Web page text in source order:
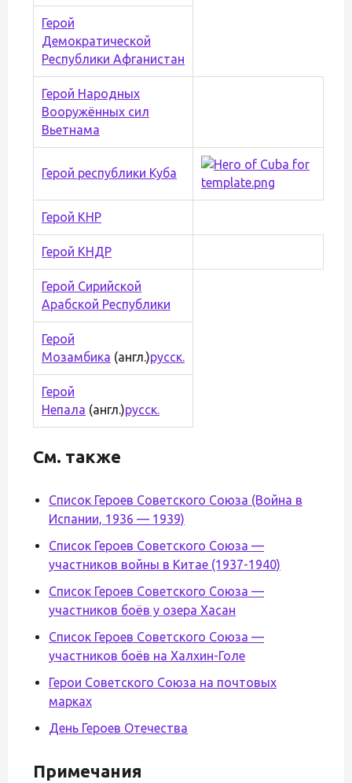
Герой
Демократической
Республики Афганистан
Герой Народных
Вооружённых сил
Вьетнама
Герой республики Куба
Герой КНР
Герой КНДР
Герой Сирийской
Арабской Республики
Герой
Мозамбика (англ.)русск.
Герой
Непала (англ.)русск.
См. также
Список Героев Советского Союза (Война в
Испании, 1936 — 1939)
Список Героев Советского Союза —
участников войны в Китае (1937-1940)
Список Героев Советского Союза —
участников боёв у озера Хасан
Список Героев Советского Союза —
участников боёв на Халхин-Голе
Герои Советского Союза на почтовых
марках
День Героев Отечества
Примечания